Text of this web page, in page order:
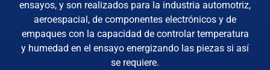
ensayos, y son realizados para la industria automotriz,
aeroespacial, de componentes electrónicos y de
empaques con la capacidad de controlar temperatura
y humedad en el ensayo energizando las piezas si así
se requiere.